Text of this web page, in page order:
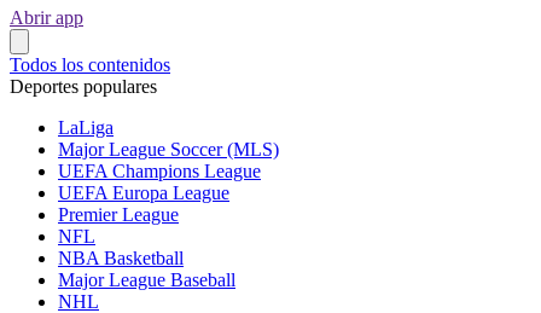
Abrir app
Todos los contenidos
Deportes populares
LaLiga
Major League Soccer (MLS)
UEFA Champions League
UEFA Europa League
Premier League
NFL
NBA Basketball
Major League Baseball
NHL